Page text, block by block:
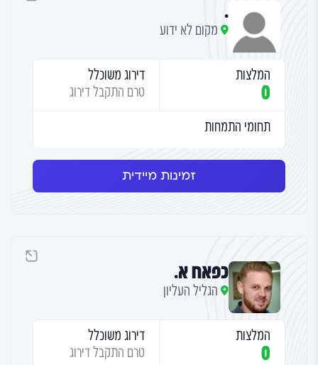
.
מקום לא ידוע
המלצות
0
דירוג משוכלל
טרם התקבל דירוג
תחומי התמחות
זמינות מיידית
כפאח א.
הגליל העליון
המלצות
0
דירוג משוכלל
טרם התקבל דירוג